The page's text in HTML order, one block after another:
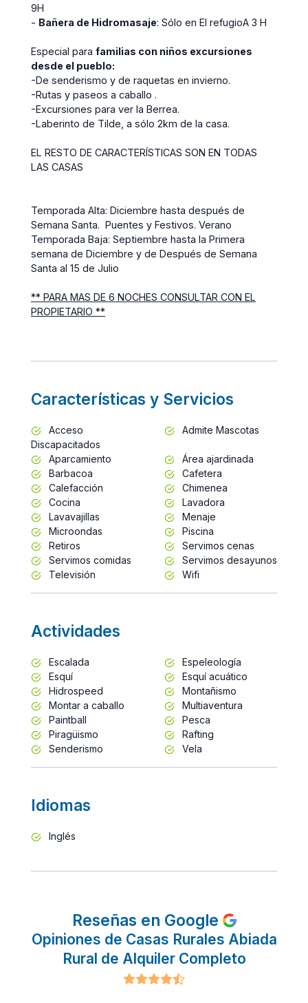
9H
- Bañera de Hidromasaje: Sólo en El refugioA 3 H
Especial para familias con niños excursiones
desde el pueblo:
-De senderismo y de raquetas en invierno.
-Rutas y paseos a caballo .
-Excursiones para ver la Berrea.
-Laberinto de Tilde, a sólo 2km de la casa.
EL RESTO DE CARACTERÍSTICAS SON EN TODAS
LAS CASAS
Temporada Alta: Diciembre hasta después de
Semana Santa. Puentes y Festivos. Verano
Temporada Baja: Septiembre hasta la Primera
semana de Diciembre y de Después de Semana
Santa al 15 de Julio
** PARA MAS DE 6 NOCHES CONSULTAR CON EL
PROPIETARIO **
Características y Servicios
Acceso
Discapacitados
Admite Mascotas
Aparcamiento
Área ajardinada
Barbacoa
Cafetera
Calefacción
Chimenea
Cocina
Lavadora
Lavavajillas
Menaje
Microondas
Piscina
Retiros
Servimos cenas
Servimos comidas
Servimos desayunos
Televisión
Wifi
Actividades
Escalada
Espeleología
Esquí
Esquí acuático
Hidrospeed
Montañismo
Montar a caballo
Multiaventura
Paintball
Pesca
Piragüismo
Rafting
Senderismo
Vela
Idiomas
Inglés
Reseñas en Google
Opiniones de Casas Rurales Abiada
Rural de Alquiler Completo